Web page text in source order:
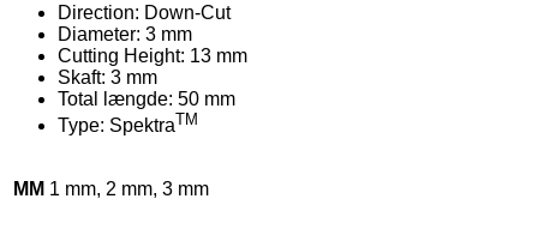
Direction: Down-Cut
Diameter: 3 mm
Cutting Height: 13 mm
Skaft: 3 mm
Total længde: 50 mm
Type: SpektraTM
MM 1 mm, 2 mm, 3 mm